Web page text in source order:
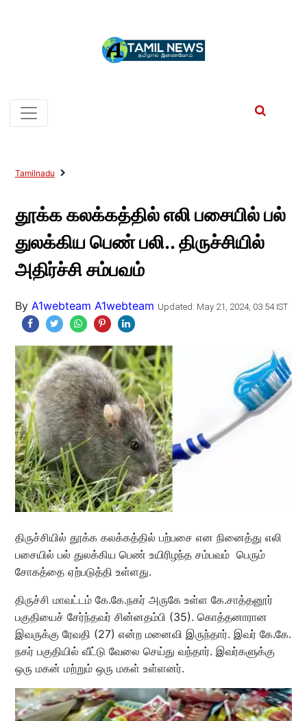
Tamilnadu
தூக்க கலக்கத்தில் எலி பசையில் பல்
துலக்கிய பெண் பலி.. திருச்சியில்
அதிர்ச்சி சம்பவம்
By A1webteam A1webteam Updated: May 21, 2024, 03:54 IST
திருச்சியில் தூக்க கலக்கத்தில் பற்பசை என நினைத்து எலி
பசையில் பல் துலக்கிய பெண் உயிரிழந்த சம்பவம் பெரும்
சோகத்தை ஏற்படுத்தி உள்ளது.
திருச்சி மாவட்டம் கே.கே.நகர் அருகே உள்ள கே.சாத்தனூர்
பகுதியைச் சேர்ந்தவர் சின்னதம்பி (35). கொத்தனாரான
இவருக்கு ரேவதி (27) என்ற மனைவி இருந்தார். இவர் கே.கே.
நகர் பகுதியில் வீட்டு வேலை செய்து வந்தார். இவர்களுக்கு
ஒரு மகன் மற்றும் ஒரு மகள் உள்ளனர்.